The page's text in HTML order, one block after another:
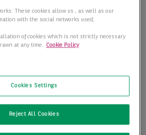
in der City Ost
These cookies allow us , as well as our
with the social networks used;
of cookies which is not strictly necessary
at any time. Cookie Policy
Cookies Settings
Reject All Cookies